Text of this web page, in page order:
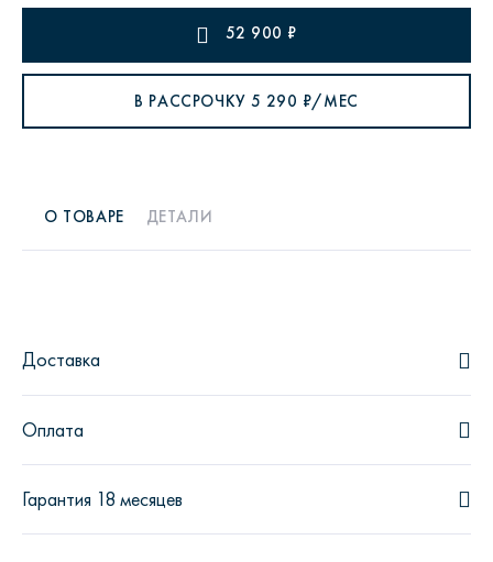
52 900 ₽
В РАССРОЧКУ5 290 ₽/МЕС
О ТОВАРЕ ДЕТАЛИ
Доставка
Оплата
Гарантия 18 месяцев